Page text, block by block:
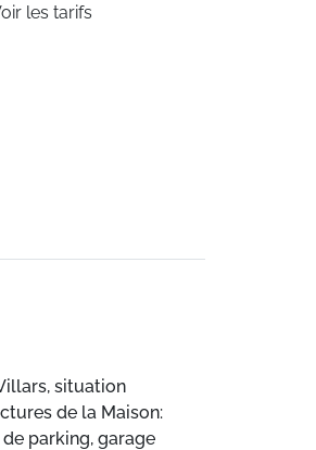
les tarifs
situation
de la Maison:
parking, garage